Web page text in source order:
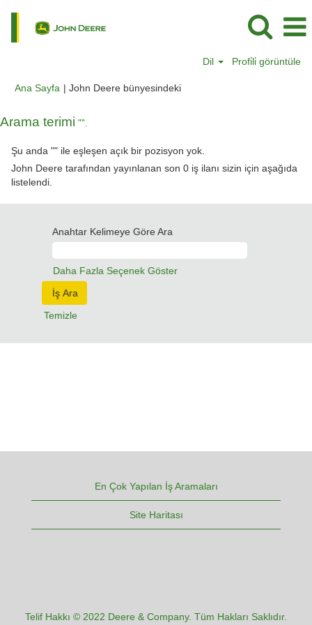
Dil Profi̇li̇ görüntüle
Ana Sayfa | John Deere bünyesindeki(mevcut
Arama terimi "".
Şu anda "" ile eşleşen açık bir pozisyon yok.
John Deere tarafından yayınlanan son 0 iş ilanı sizin için aşağıda
listelendi.
Anahtar Kelimeye Göre Ara
Daha Fazla Seçenek Göster
Temizle
En Çok Yapılan İş Aramaları
Site Haritası
Telif Hakkı © 2022 Deere & Company. Tüm Hakları Saklıdır.